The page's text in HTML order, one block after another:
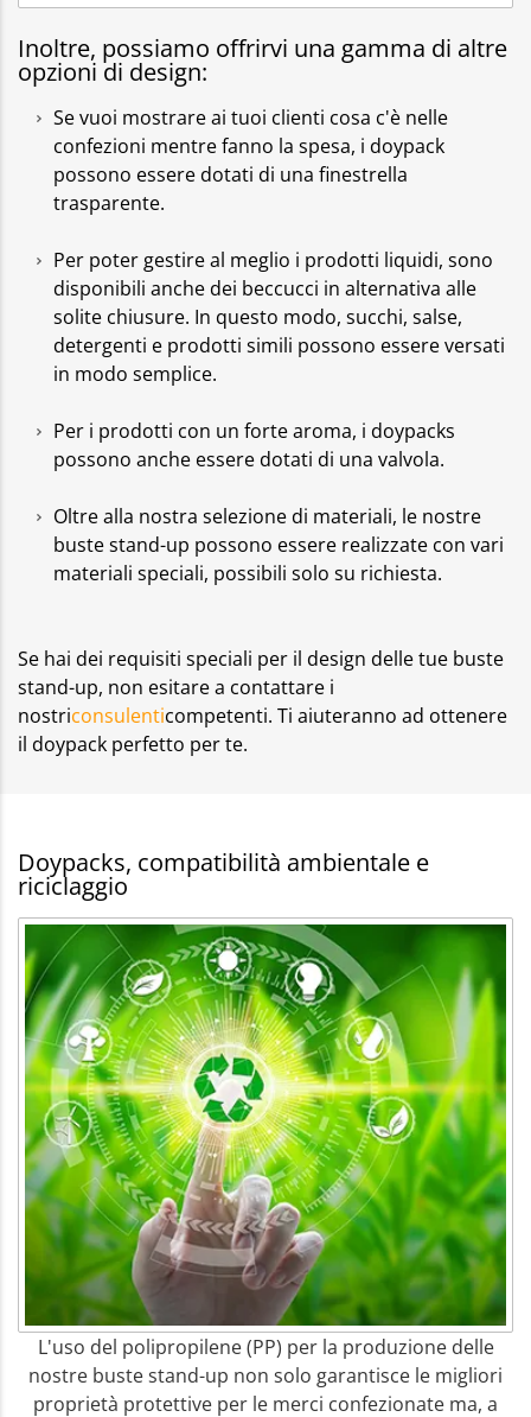
Inoltre, possiamo offrirvi una gamma di altre
opzioni di design:
Se vuoi mostrare ai tuoi clienti cosa c'è nelle
confezioni mentre fanno la spesa, i doypack
possono essere dotati di una finestrella
trasparente.
Per poter gestire al meglio i prodotti liquidi, sono
disponibili anche dei beccucci in alternativa alle
solite chiusure. In questo modo, succhi, salse,
detergenti e prodotti simili possono essere versati
in modo semplice.
Per i prodotti con un forte aroma, i doypacks
possono anche essere dotati di una valvola.
Oltre alla nostra selezione di materiali, le nostre
buste stand-up possono essere realizzate con vari
materiali speciali, possibili solo su richiesta.
Se hai dei requisiti speciali per il design delle tue buste
stand-up, non esitare a contattare i
nostriconsulenticompetenti. Ti aiuteranno ad ottenere
il doypack perfetto per te.
Doypacks, compatibilità ambientale e
riciclaggio
L'uso del polipropilene (PP) per la produzione delle
nostre buste stand-up non solo garantisce le migliori
proprietà protettive per le merci confezionate ma, a